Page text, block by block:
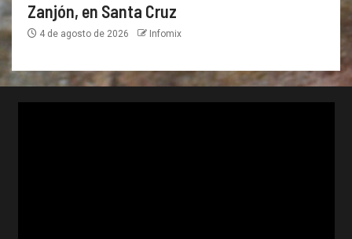
Zanjón, en Santa Cruz
4 de agosto de 2026 Infomix